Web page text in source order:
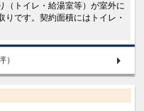
（トイレ・給湯室等）が室外に
です。契約面積にはトイレ・
）